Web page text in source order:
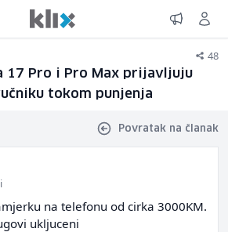
48
17 Pro i Pro Max prijavljuju
tokom punjenja
Povratak na članak
na telefonu od cirka 3000KM.
ukljuceni